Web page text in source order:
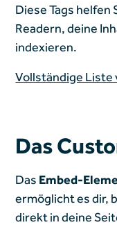
Diese Tags helfen
Readern, deine
indexieren.
Vollständige Liste
Das
Das Embed-
ermöglicht es dir,
direkt in deine